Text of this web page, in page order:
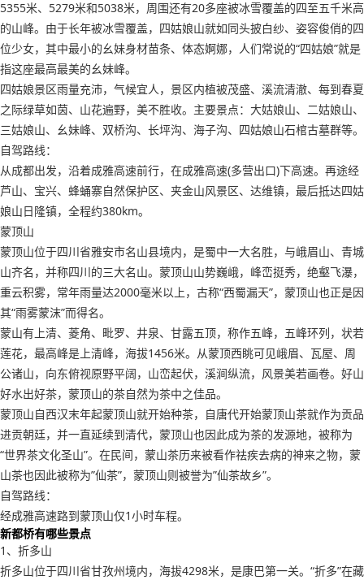
5355米、5279米和5038米，周围还有20多座被冰雪覆盖的四至五千米高
的山峰。由于长年被冰雪覆盖，四姑娘山就如同头披白纱、姿容俊俏的四
位少女，其中最小的幺妹身材苗条、体态婀娜，人们常说的“四姑娘”就是
指这座最高最美的幺妹峰。
四姑娘景区雨量充沛，气候宜人，景区内植被茂盛、溪流清澈、每到春夏
之际绿草如茵、山花遍野，美不胜收。主要景点：大姑娘山、二姑娘山、
三姑娘山、幺妹峰、双桥沟、长坪沟、海子沟、四姑娘山石棺古墓群等。
自驾路线：
从成都出发，沿着成雅高速前行，在成雅高速(多营出口)下高速。再途经
芦山、宝兴、蜂蛹寨自然保护区、夹金山风景区、达维镇，最后抵达四姑
娘山日隆镇，全程约380km。
蒙顶山
蒙顶山位于四川省雅安市名山县境内，是蜀中一大名胜，与峨眉山、青城
山齐名，并称四川的三大名山。蒙顶山山势巍峨，峰峦挺秀，绝壑飞瀑，
重云积雾，常年雨量达2000毫米以上，古称“西蜀漏天”，蒙顶山也正是因
其“雨雾蒙沫”而得名。
蒙山有上清、菱角、毗罗、井泉、甘露五顶，称作五峰，五峰环列，状若
莲花，最高峰是上清峰，海拔1456米。从蒙顶西眺可见峨眉、瓦屋、周
公诸山，向东俯视原野平阔，山峦起伏，溪涧纵流，风景美若画卷。好山
好水出好茶，蒙顶山的茶自然为茶中之佳品。
蒙顶山自西汉末年起蒙顶山就开始种茶，自唐代开始蒙顶山茶就作为贡品
进贡朝廷，并一直延续到清代，蒙顶山也因此成为茶的发源地，被称为
“世界茶文化圣山”。在民间，蒙山茶历来被看作祛疾去病的神来之物，蒙
山茶也因此被称为”仙茶”，蒙顶山则被誉为”仙茶故乡”。
自驾路线：
经成雅高速路到蒙顶山仅1小时车程。
新都桥有哪些景点
1、折多山
折多山位于四川省甘孜州境内，海拔4298米，是康巴第一关。“折多”在藏